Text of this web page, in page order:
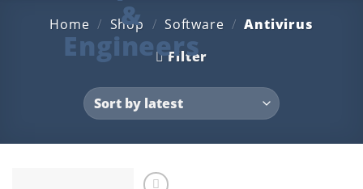
Home / Shop / Software / Antivirus
Filter